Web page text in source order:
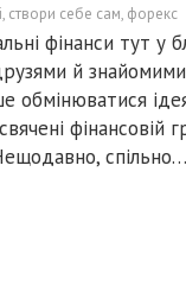
, створи себе сам, форекс
фінанси тут у
й
обмінюватися
фінансовій
спільно…